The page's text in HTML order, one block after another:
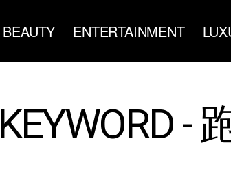
BEAUTY ENTERTAINMENT
KEYWORD -